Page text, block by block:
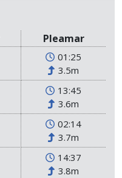
Pleamar
01:25
3.5m
13:45
3.6m
02:14
3.7m
14:37
3.8m